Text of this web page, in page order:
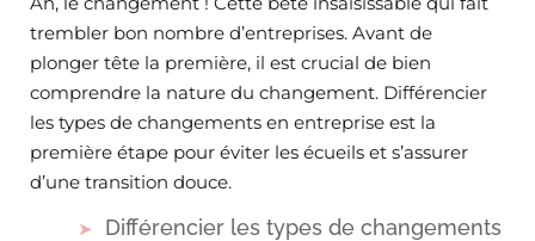
trembler bon nombre d’entreprises. Avant de
plonger tête la première, il est crucial de bien
comprendre la nature du changement. Différencier
les types de changements en entreprise est la
première étape pour éviter les écueils et s’assurer
d’une transition douce.
Différencier les types de changements